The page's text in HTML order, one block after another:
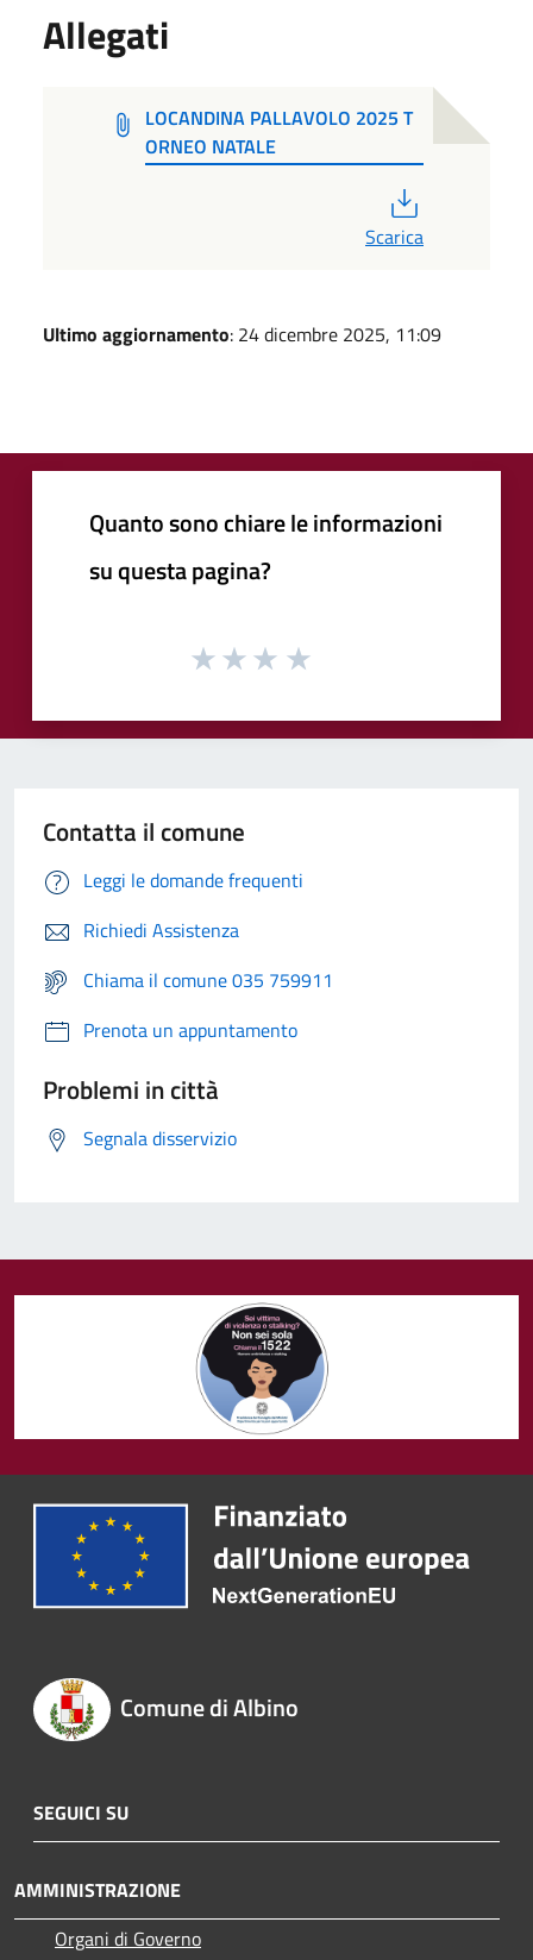
Allegati
LOCANDINA PALLAVOLO 2025 T
ORNEO NATALE
Scarica
Ultimo aggiornamento: 24 dicembre 2025, 11:09
Quanto sono chiare le informazioni
su questa pagina?
Contatta il comune
Leggi le domande frequenti
Richiedi Assistenza
Chiama il comune 035 759911
Prenota un appuntamento
Problemi in città
Segnala disservizio
Comune di Albino
SEGUICI SU
AMMINISTRAZIONE
Organi di Governo